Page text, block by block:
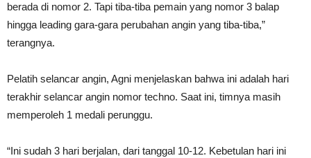
berada di nomor 2. Tapi tiba-tiba pemain yang nomor 3 balap
hingga leading gara-gara perubahan angin yang tiba-tiba,”
terangnya.
Pelatih selancar angin, Agni menjelaskan bahwa ini adalah hari
terakhir selancar angin nomor techno. Saat ini, timnya masih
memperoleh 1 medali perunggu.
“Ini sudah 3 hari berjalan, dari tanggal 10-12. Kebetulan hari ini